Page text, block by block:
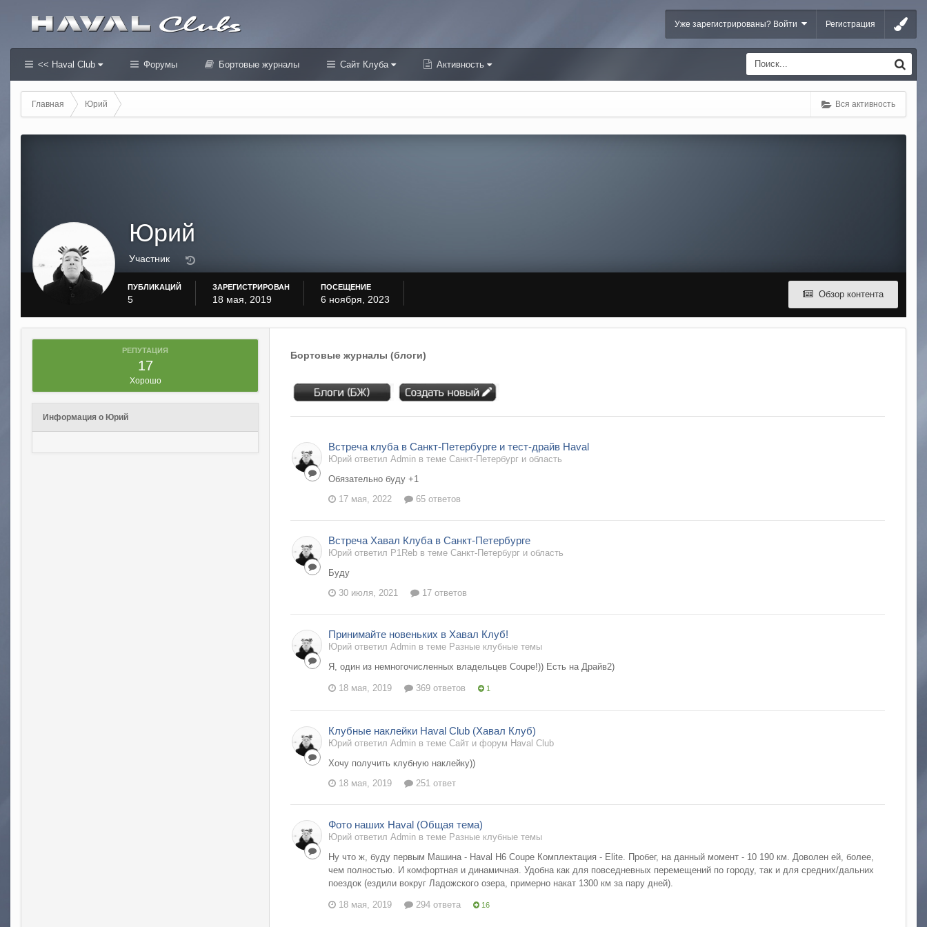
Уже зарегистрированы? Войти Регистрация
<< Haval Club Форумы Бортовые журналы Сайт Клуба Активность
Вся активность
Главная Юрий
Юрий
Участник
Обзор контента
ПУБЛИКАЦИЙ
5
ЗАРЕГИСТРИРОВАН
18 мая, 2019
ПОСЕЩЕНИЕ
6 ноября, 2023
РЕПУТАЦИЯ
17
Хорошо
Информация о Юрий
Бортовые журналы (блоги)
Встреча клуба в Санкт-Петербурге и тест-драйв Haval
Юрий ответил Admin в теме Санкт-Петербург и область
Обязательно буду +1
17 мая, 2022
65 ответов
Встреча Хавал Клуба в Санкт-Петербурге
Юрий ответил P1Reb в теме Санкт-Петербург и область
Буду
30 июля, 2021
17 ответов
Принимайте новеньких в Хавал Клуб!
Юрий ответил Admin в теме Разные клубные темы
Я, один из немногочисленных владельцев Coupe!)) Есть на Драйв2)
18 мая, 2019 369 ответов 1
Клубные наклейки Haval Club (Хавал Клуб)
Юрий ответил Admin в теме Сайт и форум Haval Club
Хочу получить клубную наклейку))
18 мая, 2019
251 ответ
Фото наших Haval (Общая тема)
Юрий ответил Admin в теме Разные клубные темы
Ну что ж, буду первым Машина - Haval H6 Coupe Комплектация - Elite. Пробег, на данный момент - 10 190 км. Доволен ей, более,
чем полностью. И комфортная и динамичная. Удобна как для повседневных перемещений по городу, так и для средних/дальних
поездок (ездили вокруг Ладожского озера, примерно накат 1300 км за пару дней).
18 мая, 2019 294 ответа 16